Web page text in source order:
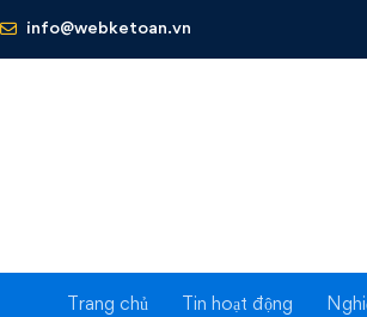
info@webketoan.vn
Trang chủ Tin hoạt động
[Kế toán cho hàng quán] Chia sẻ trải